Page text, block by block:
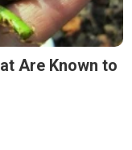
Are Known to